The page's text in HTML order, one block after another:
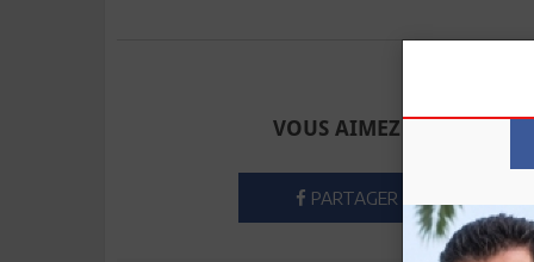
VOUS AIMEZ CET
PARTAGER